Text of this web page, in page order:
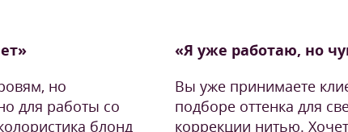
но
для работы со
блонд
«Я уже работаю, но
Вы уже принимаете
подборе оттенка для
коррекции нитью.